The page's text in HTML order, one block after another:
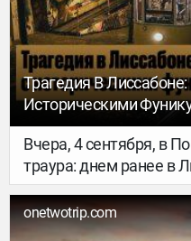
заинтересовавшие
любом случае тебя
открытий.
Трагедия В
Историческими
Вчера, 4 сентября, в
траура: днем ранее в
фуникулера Elevador
узнаваемых символов
погибли, еще
onetwotrip.com